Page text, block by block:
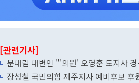
[관련기사]
문대림 대변인 "'의원' 오영훈 도지사
장성철 국민의힘 제주지사 예비후보 후